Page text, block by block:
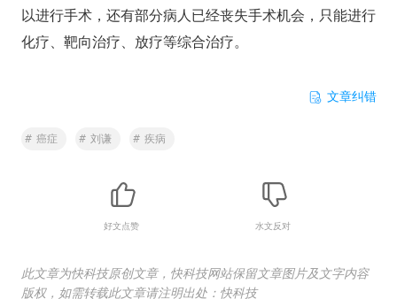
以进行手术，还有部分病人已经丧失手术机会，只能进行
化疗、靶向治疗、放疗等综合治疗。
文章纠错
# 癌症 # 刘谦 # 疾病
好文点赞 水文反对
此文章为快科技原创文章，快科技网站保留文章图片及文字内容
版权，如需转载此文章请注明出处：快科技